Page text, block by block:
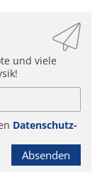
und viele
Datenschutz-
Absenden